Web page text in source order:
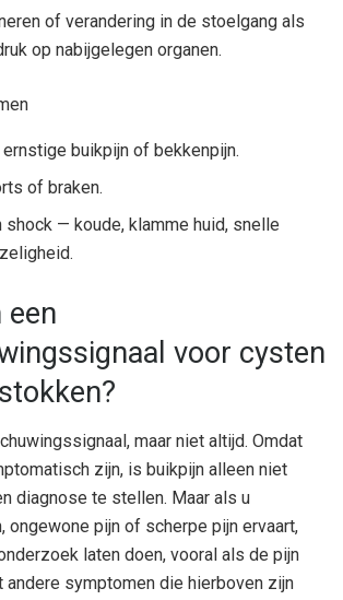
of verandering in de stoelgang als
op nabijgelegen organen.
buikpijn of bekkenpijn.
of braken.
shock — koude, klamme huid, snelle
een
voor cysten
maar niet altijd. Omdat
zijn, is buikpijn alleen niet
diagnose te stellen. Maar als u
ongewone pijn of scherpe pijn ervaart,
laten doen, vooral als de pijn
andere symptomen die hierboven zijn